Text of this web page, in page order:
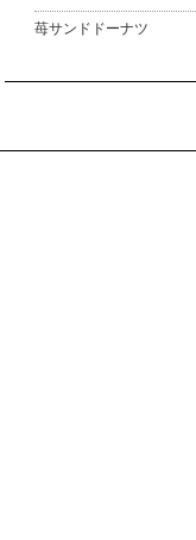
苺サンドドーナツ